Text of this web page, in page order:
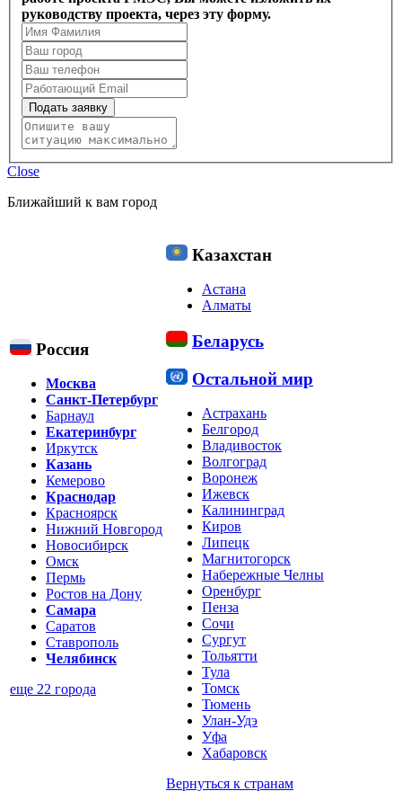
руководству проекта, через эту форму.
Подать заявку
Close
Ближайший к вам город
Россия
Москва
Санкт-Петербург
Барнаул
Екатеринбург
Иркутск
Казань
Кемерово
Краснодар
Красноярск
Нижний Новгород
Новосибирск
Омск
Пермь
Ростов на Дону
Самара
Саратов
Ставрополь
Челябинск
еще 22 города
Казахстан
Астана
Алматы
Беларусь
Остальной мир
Астрахань
Белгород
Владивосток
Волгоград
Воронеж
Ижевск
Калининград
Киров
Липецк
Магнитогорск
Набережные Челны
Оренбург
Пенза
Сочи
Сургут
Тольятти
Тула
Томск
Тюмень
Улан-Удэ
Уфа
Хабаровск
Вернуться к странам